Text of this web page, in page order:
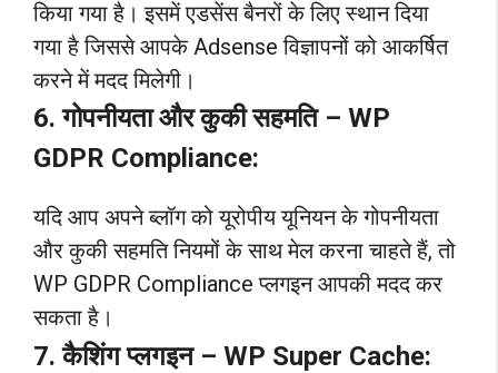
किया गया है। इसमें एडसेंस बैनरों के लिए स्थान दिया
गया है जिससे आपके Adsense विज्ञापनों को आकर्षित
करने में मदद मिलेगी।
6. गोपनीयता और कुकी सहमति – WP
GDPR Compliance:
यदि आप अपने ब्लॉग को यूरोपीय यूनियन के गोपनीयता
और कुकी सहमति नियमों के साथ मेल करना चाहते हैं, तो
WP GDPR Compliance प्लगइन आपकी मदद कर
सकता है।
7. कैशिंग प्लगइन – WP Super Cache: